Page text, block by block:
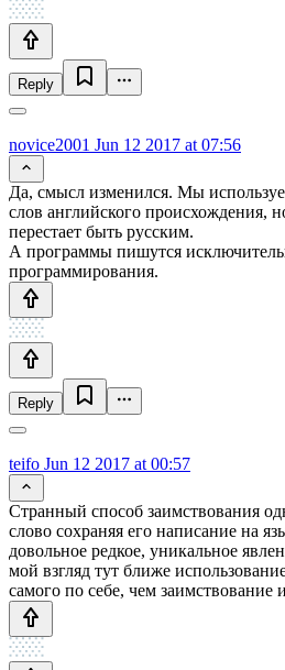
Reply
novice2001 Jun 12 2017 at 07:56
Да, смысл изменился. Мы
слов английского происхождения,
перестает быть русским.
А программы пишутся
программирования.
Reply
teifo Jun 12 2017 at 00:57
Странный способ заимствования
слово сохраняя его написание на
довольное редкое, уникальное
мой взгляд тут ближе
самого по себе, чем заимствование